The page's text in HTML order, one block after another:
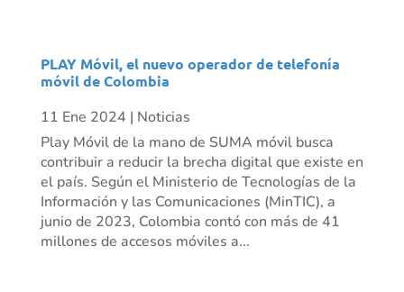
PLAY Móvil, el nuevo operador de telefonía
móvil de Colombia
11 Ene 2024 | Noticias
Play Móvil de la mano de SUMA móvil busca
contribuir a reducir la brecha digital que existe en
el país. Según el Ministerio de Tecnologías de la
Información y las Comunicaciones (MinTIC), a
junio de 2023, Colombia contó con más de 41
millones de accesos móviles a...